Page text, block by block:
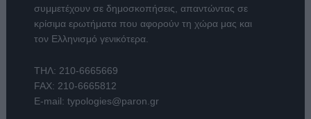
συμμετέχουν σε δημοσκοπήσεις, απαντώντας σε
κρίσιμα ερωτήματα που αφορούν τη χώρα μας και
τον Ελληνισμό γενικότερα.
ΤΗΛ: 210-6665669
FAX: 210-6665812
E-mail: typologies@paron.gr